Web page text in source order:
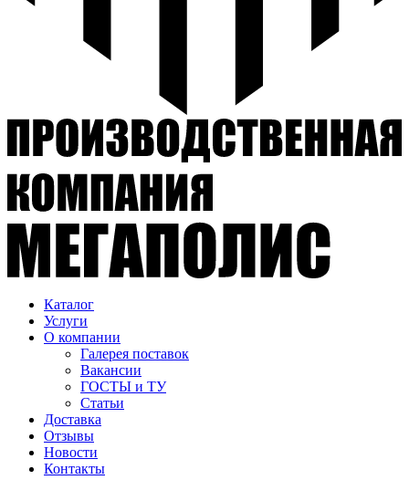
Каталог
Услуги
О компании
Галерея поставок
Вакансии
ГОСТЫ и ТУ
Статьи
Доставка
Отзывы
Новости
Контакты